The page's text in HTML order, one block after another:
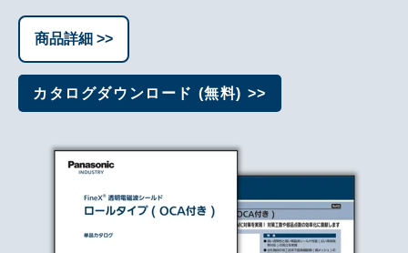
商品詳細 >>
カタログダウンロード (無料) >>